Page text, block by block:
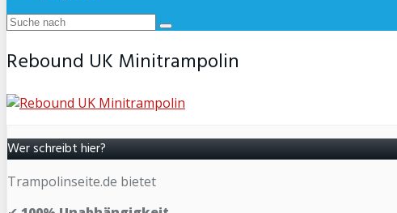
Rebound UK Minitrampolin
Wer schreibt hier?
Trampolinseite.de bietet